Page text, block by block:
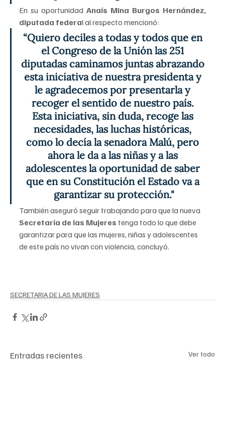
En su oportunidad Anaís Mina Burgos Hernández,
diputada federal al respecto mencionó:
“Quiero deciles a todas y todos que en
el Congreso de la Unión las 251
diputadas caminamos juntas abrazando
esta iniciativa de nuestra presidenta y
le agradecemos por presentarla y
recoger el sentido de nuestro país.
Esta iniciativa, sin duda, recoge las
necesidades, las luchas históricas,
como lo decía la senadora Malú, pero
ahora le da a las niñas y a las
adolescentes la oportunidad de saber
que en su Constitución el Estado va a
garantizar su protección."
También aseguró seguir trabajando para que la nueva
Secretaría de las Mujeres tenga todo lo que debe
garantizar para que las mujeres, niñas y adolescentes
de este país no vivan con violencia, concluyó.
SECRETARIA DE LAS MUJERES
Entradas recientes Ver todo